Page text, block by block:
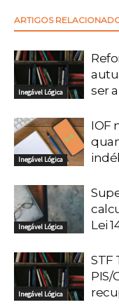
ARTIGOS
Inegável Lógica
ser
Inegável Lógica
IOF
Inegável Lógica
Lei
Inegável Lógica
STF
PIS/